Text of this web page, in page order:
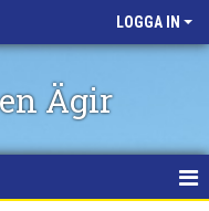
LOGGA IN
Ägir